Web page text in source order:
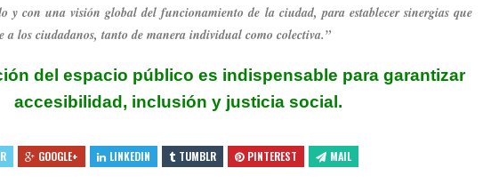
y con una visión global del funcionamiento de la ciudad, para establecer sinergias que
a los ciudadanos, tanto de manera individual como colectiva.”
delespacio público es indispensable paragarantizar
accesibilidad, inclusión y justicia social.
GOOGLE+ LINKEDIN TUMBLR PINTEREST MAIL